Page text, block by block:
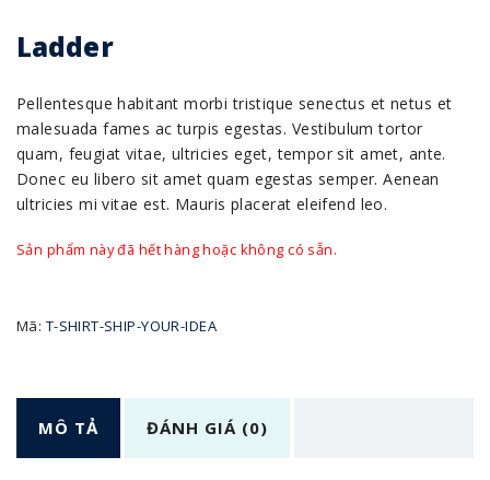
Ladder
Pellentesque habitant morbi tristique senectus et netus et
malesuada fames ac turpis egestas. Vestibulum tortor
quam, feugiat vitae, ultricies eget, tempor sit amet, ante.
Donec eu libero sit amet quam egestas semper. Aenean
ultricies mi vitae est. Mauris placerat eleifend leo.
Sản phẩm này đã hết hàng hoặc không có sẵn.
Mã: T-SHIRT-SHIP-YOUR-IDEA
MÔ TẢ ĐÁNH GIÁ (0)